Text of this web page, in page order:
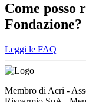
Come
Fondazione?
Leggi le FAQ
Membro di Acri -